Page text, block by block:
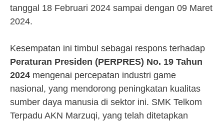
tanggal 18 Februari 2024 sampai dengan 09 Maret
2024.
Kesempatan ini timbul sebagai respons terhadap
Peraturan Presiden (PERPRES) No. 19 Tahun
2024 mengenai percepatan industri game
nasional, yang mendorong peningkatan kualitas
sumber daya manusia di sektor ini. SMK Telkom
Terpadu AKN Marzuqi, yang telah ditetapkan